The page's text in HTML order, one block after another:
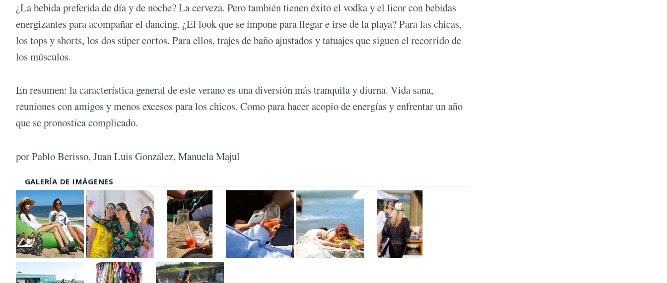
¿La bebida preferida de día y de noche? La cerveza. Pero también tienen éxito el vodka y el licor con bebidas
energizantes para acompañar el dancing. ¿El look que se impone para llegar e irse de la playa? Para las chicas,
los tops y shorts, los dos súper cortos. Para ellos, trajes de baño ajustados y tatuajes que siguen el recorrido de
los músculos.
En resumen: la característica general de este verano es una diversión más tranquila y diurna. Vida sana,
reuniones con amigos y menos excesos para los chicos. Como para hacer acopio de energías y enfrentar un año
que se pronostica complicado.
por Pablo Berisso, Juan Luis González, Manuela Majul
GALERÍA DE IMÁGENES